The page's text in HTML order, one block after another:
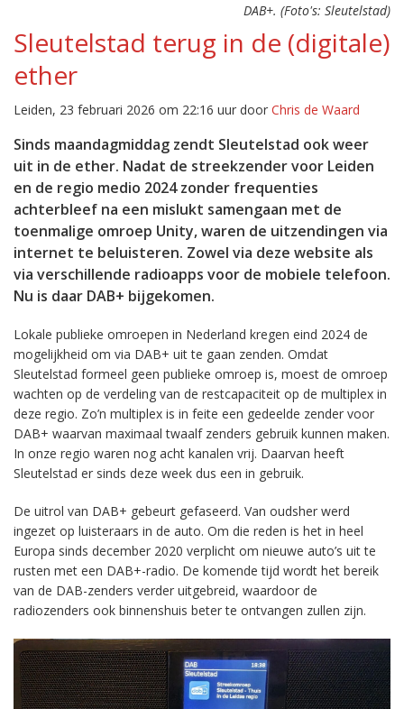
DAB+. (Foto's: Sleutelstad)
Sleutelstad terug in de (digitale)
ether
Leiden, 23 februari 2026 om 22:16 uur door Chris de Waard
Sinds maandagmiddag zendt Sleutelstad ook weer
uit in de ether. Nadat de streekzender voor Leiden
en de regio medio 2024 zonder frequenties
achterbleef na een mislukt samengaan met de
toenmalige omroep Unity, waren de uitzendingen via
internet te beluisteren. Zowel via deze website als
via verschillende radioapps voor de mobiele telefoon.
Nu is daar DAB+ bijgekomen.
Lokale publieke omroepen in Nederland kregen eind 2024 de
mogelijkheid om via DAB+ uit te gaan zenden. Omdat
Sleutelstad formeel geen publieke omroep is, moest de omroep
wachten op de verdeling van de restcapaciteit op de multiplex in
deze regio. Zo’n multiplex is in feite een gedeelde zender voor
DAB+ waarvan maximaal twaalf zenders gebruik kunnen maken.
In onze regio waren nog acht kanalen vrij. Daarvan heeft
Sleutelstad er sinds deze week dus een in gebruik.
De uitrol van DAB+ gebeurt gefaseerd. Van oudsher werd
ingezet op luisteraars in de auto. Om die reden is het in heel
Europa sinds december 2020 verplicht om nieuwe auto’s uit te
rusten met een DAB+-radio. De komende tijd wordt het bereik
van de DAB-zenders verder uitgebreid, waardoor de
radiozenders ook binnenshuis beter te ontvangen zullen zijn.